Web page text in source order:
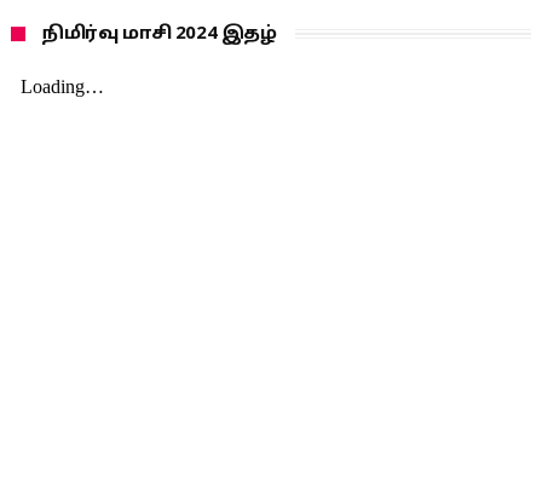
நிமிர்வு மாசி 2024 இதழ்